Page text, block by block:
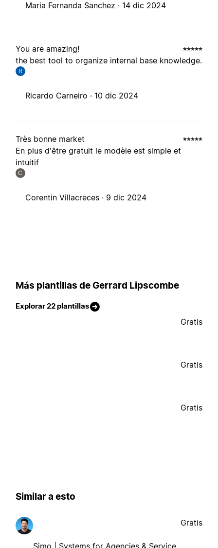
Maria Fernanda Sanchez · 14 dic 2024
You are amazing!
the best tool to organize internal base knowledge.
R
Ricardo Carneiro · 10 dic 2024
Très bonne market
En plus d'être gratuit le modèle est simple et
intuitif
C
Corentin Villacreces · 9 dic 2024
Más plantillas de Gerrard Lipscombe
Explorar 22 plantillas
Gratis
Gratis
Gratis
Similar a esto
Simo | Systems for Agencies & Service
Gratis